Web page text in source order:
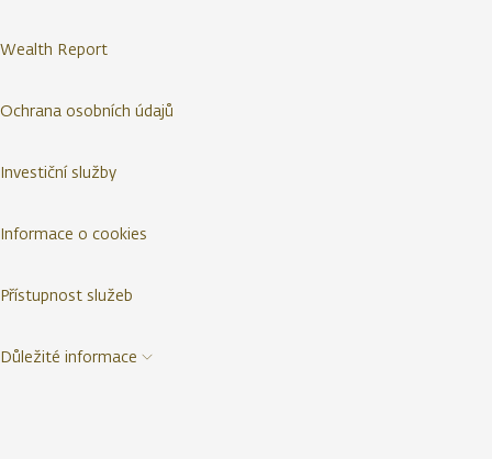
Wealth Report
Ochrana osobních údajů
Investiční služby
Informace o cookies
Přístupnost služeb
Důležité informace